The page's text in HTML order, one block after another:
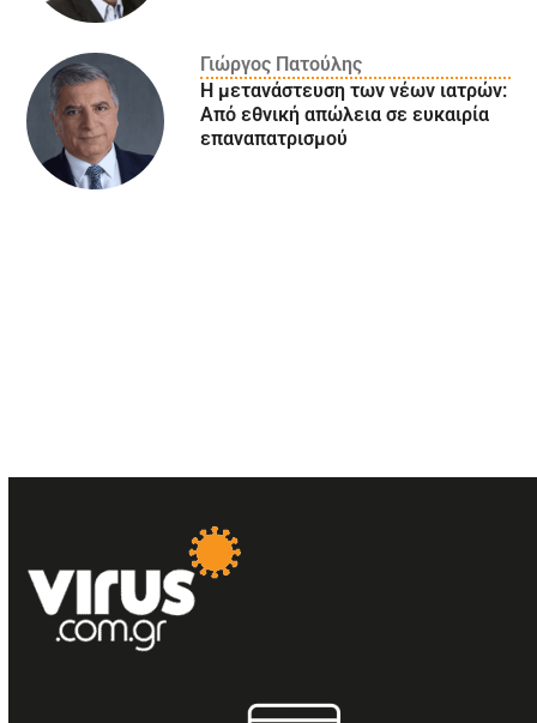
Γιώργος Πατούλης
Η μετανάστευση των νέων ιατρών:
Aπό εθνική απώλεια σε ευκαιρία
επαναπατρισμού